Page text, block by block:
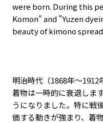
were born. During this
Komon" and "Yuzen
beauty of kimono
明治時代（1868年～1912
着物は一時的に衰退しま
うになりました。特に戦
価する動きが強まり、着